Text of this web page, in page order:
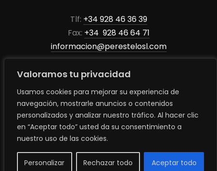
Valoramos tu privacidad
Usamos cookies para mejorar su experiencia de
navegación, mostrarle anuncios o contenidos
personalizados y analizar nuestro tráfico. Al hacer clic
en “Aceptar todo” usted da su consentimiento a
nuestro uso de las cookies.
Personalizar Rechazar todo Aceptar todo
Tlf: +34 928 46 36 39
Fax: +34 928 46 64 71
informacion@perestelosl.com
© 2025 Maderas Perestelo S.L. | Madera de calidad adaptada a
PROJECTS